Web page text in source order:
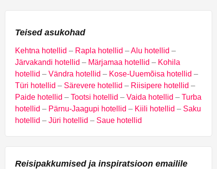
Teised asukohad
Kehtna hotellid – Rapla hotellid –Alu hotellid –
Järvakandi hotellid – Märjamaa hotellid – Kohila
hotellid – Vändra hotellid – Kose-Uuemõisa hotellid –
Türi hotellid – Särevere hotellid – Riisipere hotellid –
Paide hotellid – Tootsi hotellid – Vaida hotellid – Turba
hotellid – Pärnu-Jaagupi hotellid – Kiili hotellid – Saku
hotellid – Jüri hotellid – Saue hotellid
Reisipakkumised ja inspiratsioon emailile